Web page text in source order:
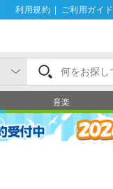
利用規約 ご利用ガイド
音楽